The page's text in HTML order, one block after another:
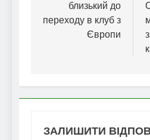
близький до
переходу в клуб з
Європи
ЗАЛИШИТИ